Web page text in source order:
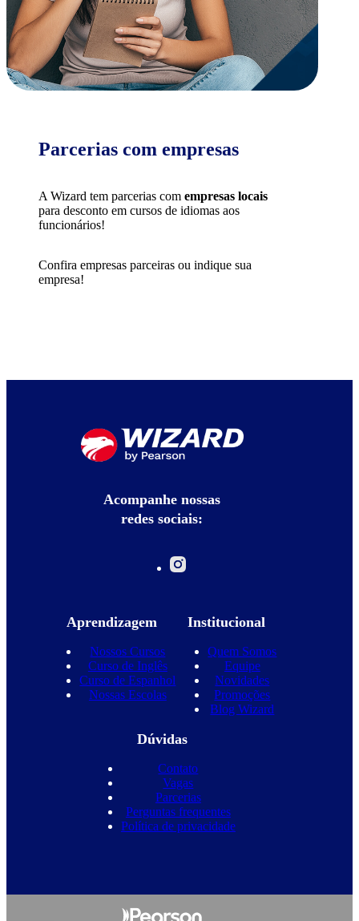
Parcerias com empresas
A Wizard tem parcerias com empresas locais
para desconto em cursos de idiomas aos
funcionários!
Confira empresas parceiras ou indique sua
empresa!
Acompanhe nossas
redes sociais:
Aprendizagem
Nossos Cursos
Curso de Inglês
Curso de Espanhol
Nossas Escolas
Institucional
Quem Somos
Equipe
Novidades
Promoções
Blog Wizard
Dúvidas
Contato
Vagas
Parcerias
Perguntas frequentes
Política de privacidade